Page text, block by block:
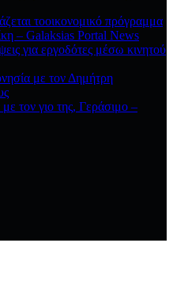
τοοικονομικό πρόγραμμα
– Galaksias Portal News
για εργοδότες μέσω κινητού
με τον Δημήτρη
τον γιο της, Γεράσιμο –